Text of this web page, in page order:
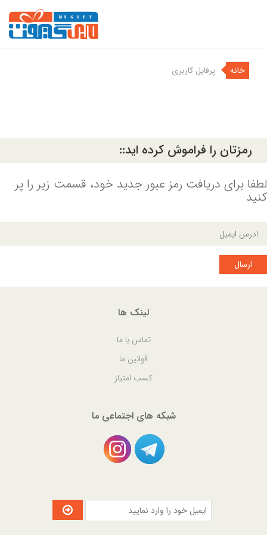
خانه پرفایل کاربری
رمزتان را فراموش کرده اید::
لطفا برای دریافت رمز عبور جدید خود، قسمت زیر را پر
کنید
ارسال
لینک ها
تماس با ما
قوانین ما
کسب امتیاز
شبکه های اجتماعی ما